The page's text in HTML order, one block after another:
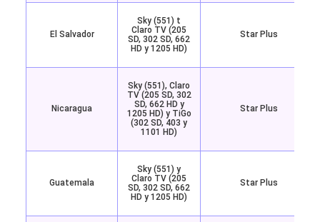
El Salvador
Sky (551) t
Claro TV (205
SD, 302 SD, 662
HD y 1205 HD)
Star Plus
Nicaragua
Sky (551), Claro
TV (205 SD, 302
SD, 662 HD y
1205 HD) y TiGo
(302 SD, 403 y
1101 HD)
Star Plus
Guatemala
Sky (551) y
Claro TV (205
SD, 302 SD, 662
HD y 1205 HD)
Star Plus